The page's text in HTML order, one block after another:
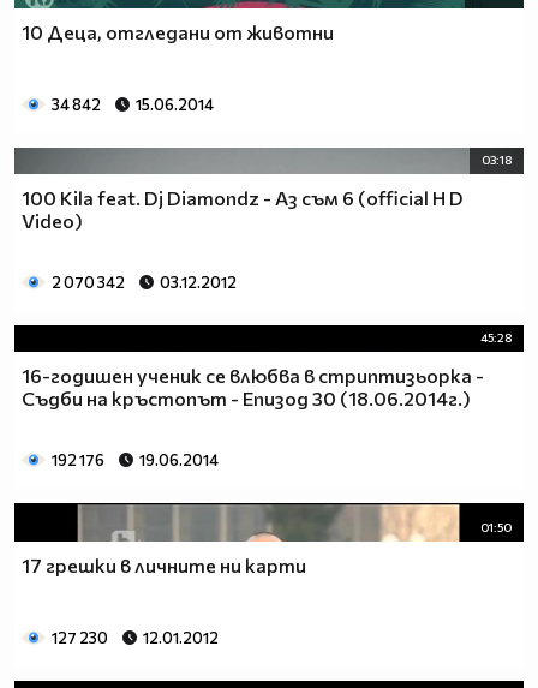
10 Деца, отгледани от животни
34 842 15.06.2014
03:18
100 Kila feat. Dj Diamondz - Аз съм 6 (official H D
Video)
2 070 342 03.12.2012
45:28
16-годишен ученик се влюбва в стриптизьорка -
Съдби на кръстопът - Епизод 30 (18.06.2014г.)
192 176 19.06.2014
01:50
17 грешки в личните ни карти
127 230 12.01.2012